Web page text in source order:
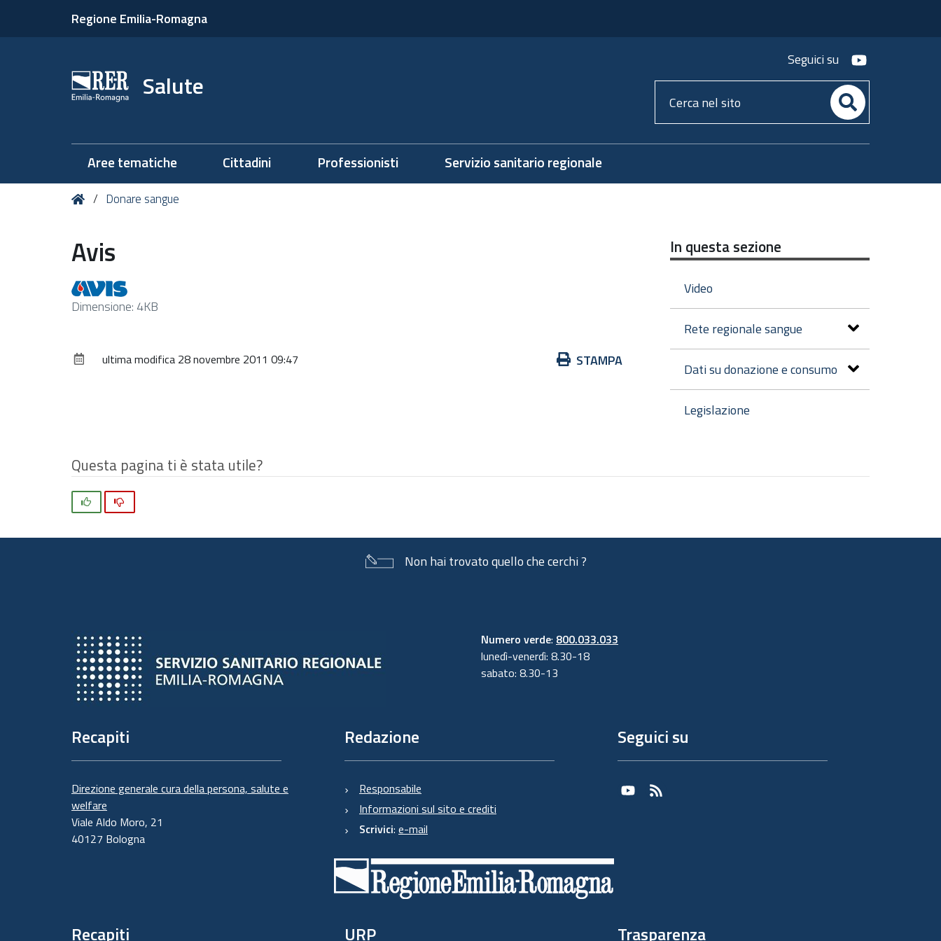
Regione Emilia-Romagna
Salute
Seguici su youtube
Cerca
nel
Aree tematiche Cittadini Professionisti Servizio sanitario regionale
Tu HomeDonare sangue
Avis
Clicca
l'immagine
Dimensione: 4KB
Azioni STAMPA
ultima modifica 28 novembre 2011 09:47
In questa sezione
Video
Rete regionale sangue
Dati su donazione e consumo
Legislazione
Questa pagina ti è stata utile?
Non hai trovato quello che cerchi ?
Numero verde: 800.033.033
lunedì-venerdì: 8.30-18
sabato: 8.30-13
Recapiti
Direzione generale cura della persona, salute e
welfare
Viale Aldo Moro, 21
40127 Bologna
Redazione
Responsabile
Informazioni sul sito e crediti
Scrivici: e-mail
Seguici su
Youtube
RSS
Recapiti URP Trasparenza